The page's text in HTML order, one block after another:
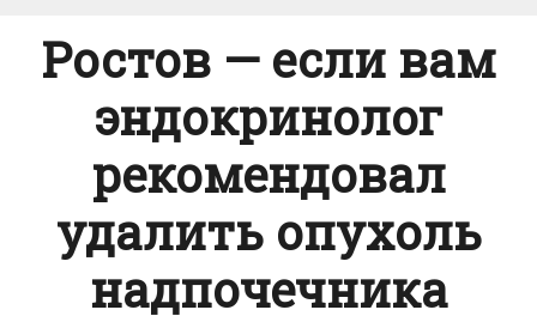
Ростов — если вам
эндокринолог
рекомендовал
удалить опухоль
надпочечника